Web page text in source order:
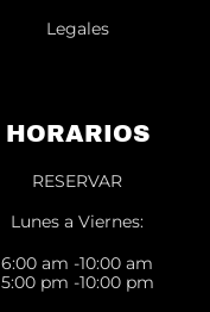
Legales
HORARIOS
RESERVAR
Lunes a Viernes:
6:00 am -10:00 am
5:00 pm -10:00 pm